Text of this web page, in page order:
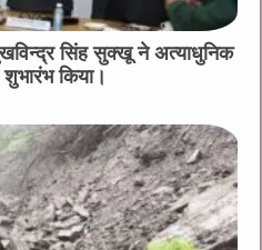
सिंह सुक्खू ने अत्याधुनिक
किया।